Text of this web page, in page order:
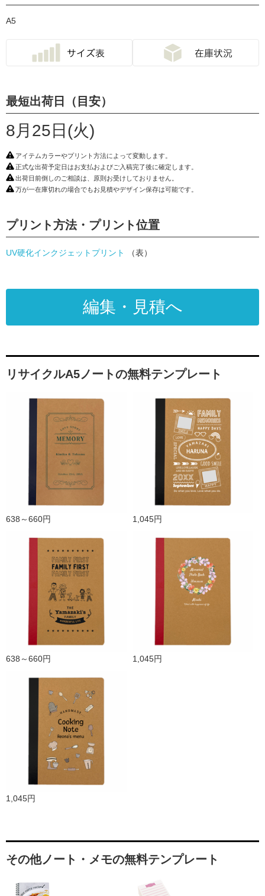
A5
最短出荷日（目安）
8月25日(火)
アイテムカラーやプリント方法によって変動します。
正式な出荷予定日はお支払およびご入稿完了後に確定します。
出荷日前倒しのご相談は、原則お受けしておりません。
万が一在庫切れの場合でもお見積やデザイン保存は可能です。
プリント方法・プリント位置
UV硬化インクジェットプリント （表）
編集・見積へ
リサイクルA5ノートの無料テンプレート
638～660円 1,045円
638～660円 1,045円
1,045円
その他ノート・メモの無料テンプレート